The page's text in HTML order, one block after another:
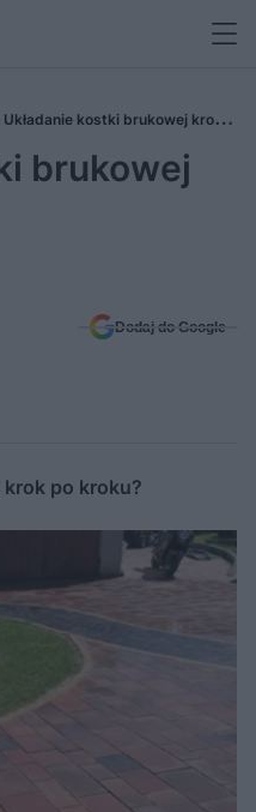
Układanie kostki brukowej krok po
brukowej
Dodaj do Google
krok po kroku?